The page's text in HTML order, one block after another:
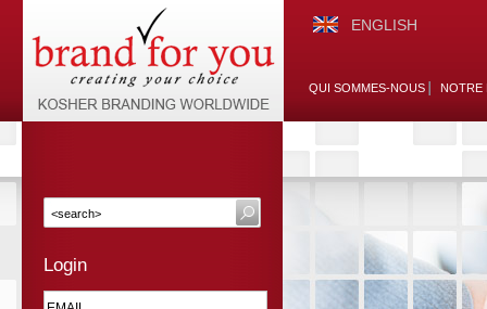
ENGLISH
QUI SOMMES-NOUS NOTRE
Login